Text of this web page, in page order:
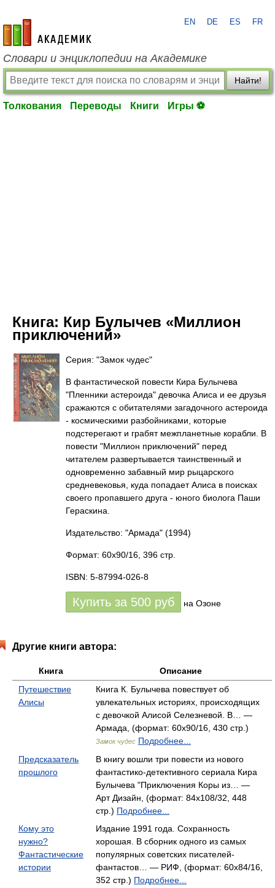
academic.ru
EN DE ES FR
Словари и энциклопедии на Академике
Найти!
Толкования Переводы Книги Игры ⚽
Книга: Кир Булычев «Миллион
приключений»
Серия: "Замок чудес"
В фантастической повести Кира Булычева
"Пленники астероида" девочка Алиса и ее друзья
сражаются с обитателями загадочного астероида
- космическими разбойниками, которые
подстерегают и грабят межпланетные корабли. В
повести "Миллион приключений" перед
читателем развертывается таинственный и
одновременно забавный мир рыцарского
средневековья, куда попадает Алиса в поисках
своего пропавшего друга - юного биолога Паши
Гераскина.
Издательство: "Армада" (1994)
Формат: 60x90/16, 396 стр.
ISBN: 5-87994-026-8
Купить за 500 руб на Озоне
Другие книги автора:
Книга
Описание
Путешествие
Алисы
Книга К. Булычева повествует об
увлекательных историях, происходящих
с девочкой Алисой Селезневой. В… —
Армада, (формат: 60x90/16, 430 стр.)
Замок чудес Подробнее...
Предсказатель
прошлого
В книгу вошли три повести из нового
фантастико-детективного сериала Кира
Булычева "Приключения Коры из… —
Арт Дизайн, (формат: 84x108/32, 448
стр.) Подробнее...
Кому это
нужно?
Фантастические
истории
Издание 1991 года. Сохранность
хорошая. В сборник одного из самых
популярных советских писателей-
фантастов… — РИФ, (формат: 60x84/16,
352 стр.) Подробнее...